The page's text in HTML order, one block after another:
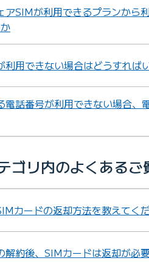
SIMが利用できるプランから
利用できない場合はどうすれば
話番号が利用できない場合、
ゴリ内のよくあるご
カードの返却方法を教えてく
解約後、SIMカードは返却が必